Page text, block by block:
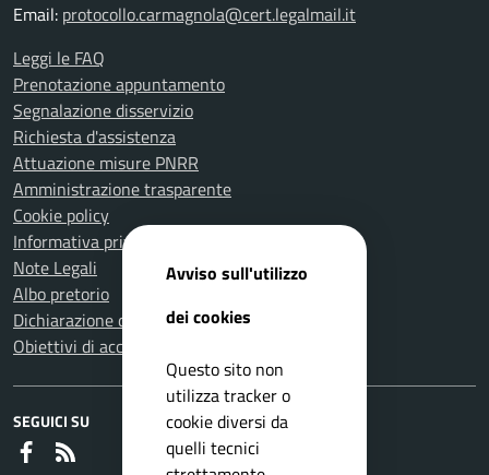
Email: protocollo.carmagnola@cert.legalmail.it
Leggi le FAQ
Prenotazione appuntamento
Segnalazione disservizio
Richiesta d'assistenza
Attuazione misure PNRR
Amministrazione trasparente
Cookie policy
Informativa privacy
Note Legali
Albo pretorio
Dichiarazione di accessibilità
Obiettivi di accessibilità
SEGUICI SU
Faceboook
Avviso sull'utilizzo
dei cookies
Questo sito non
utilizza tracker o
cookie diversi da
quelli tecnici